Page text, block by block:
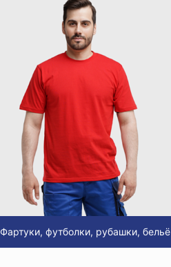
Фартуки, футболки, рубашки, бельё